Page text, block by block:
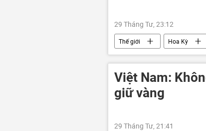
29 Tháng Tư, 23:12
Thế giới Hoa Kỳ
Việt Nam:
giữ vàng
29 Tháng Tư, 21:41